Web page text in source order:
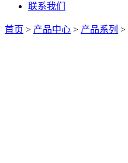
联系我们
首页 > 产品中心 > 产品系列 >